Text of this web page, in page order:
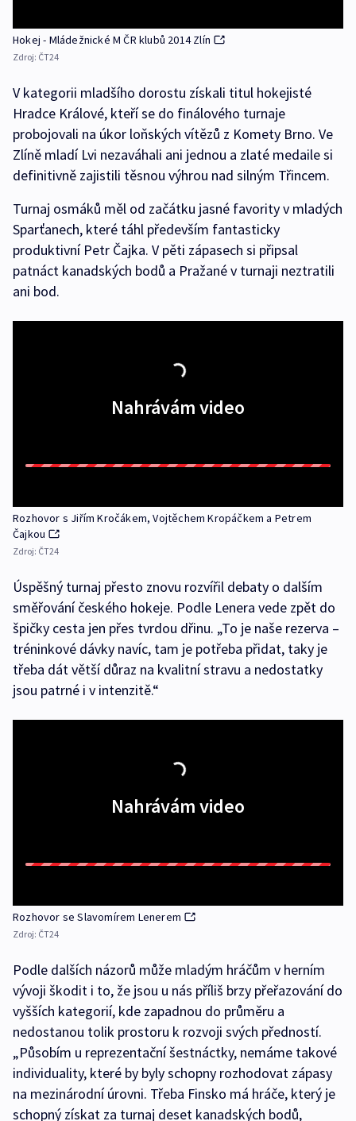
Hokej - Mládežnické M ČR klubů 2014 Zlín
Zdroj: ČT24
V kategorii mladšího dorostu získali titul hokejisté
Hradce Králové, kteří se do finálového turnaje
probojovali na úkor loňských vítězů z Komety Brno. Ve
Zlíně mladí Lvi nezaváhali ani jednou a zlaté medaile si
definitivně zajistili těsnou výhrou nad silným Třincem.
Turnaj osmáků měl od začátku jasné favority v mladých
Sparťanech, které táhl především fantasticky
produktivní Petr Čajka. V pěti zápasech si připsal
patnáct kanadských bodů a Pražané v turnaji neztratili
ani bod.
Nahrávám video
Rozhovor s Jiřím Kročákem, Vojtěchem Kropáčkem a Petrem
Čajkou
Zdroj: ČT24
Úspěšný turnaj přesto znovu rozvířil debaty o dalším
směřování českého hokeje. Podle Lenera vede zpět do
špičky cesta jen přes tvrdou dřinu. „To je naše rezerva –
tréninkové dávky navíc, tam je potřeba přidat, taky je
třeba dát větší důraz na kvalitní stravu a nedostatky
jsou patrné i v intenzitě.“
Nahrávám video
Rozhovor se Slavomírem Lenerem
Zdroj: ČT24
Podle dalších názorů může mladým hráčům v herním
vývoji škodit i to, že jsou u nás příliš brzy přeřazování do
vyšších kategorií, kde zapadnou do průměru a
nedostanou tolik prostoru k rozvoji svých předností.
„Působím u reprezentační šestnáctky, nemáme takové
individuality, které by byly schopny rozhodovat zápasy
na mezinárodní úrovni. Třeba Finsko má hráče, který je
schopný získat za turnaj deset kanadských bodů,